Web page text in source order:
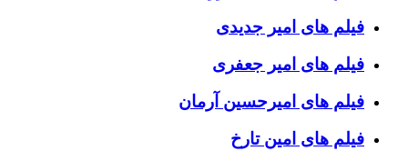
فیلم های امیر جدیدی
فیلم های امیر جعفری
فیلم های امیرحسین آرمان
فیلم های امین تارخ